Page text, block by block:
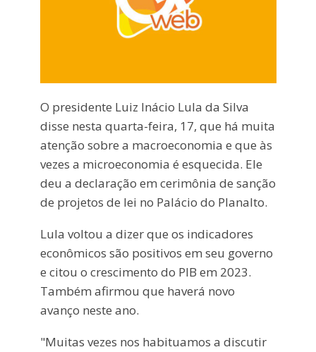
O presidente Luiz Inácio Lula da Silva
disse nesta quarta-feira, 17, que há muita
atenção sobre a macroeconomia e que às
vezes a microeconomia é esquecida. Ele
deu a declaração em cerimônia de sanção
de projetos de lei no Palácio do Planalto.
Lula voltou a dizer que os indicadores
econômicos são positivos em seu governo
e citou o crescimento do PIB em 2023.
Também afirmou que haverá novo
avanço neste ano.
"Muitas vezes nos habituamos a discutir